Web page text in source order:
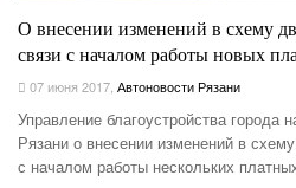
О внесении изменений в схему
связи с началом работы новых
07 июня 2017 Автоновости Рязани
Управление благоустройства города
Рязани о внесении изменений в
с началом работы нескольких